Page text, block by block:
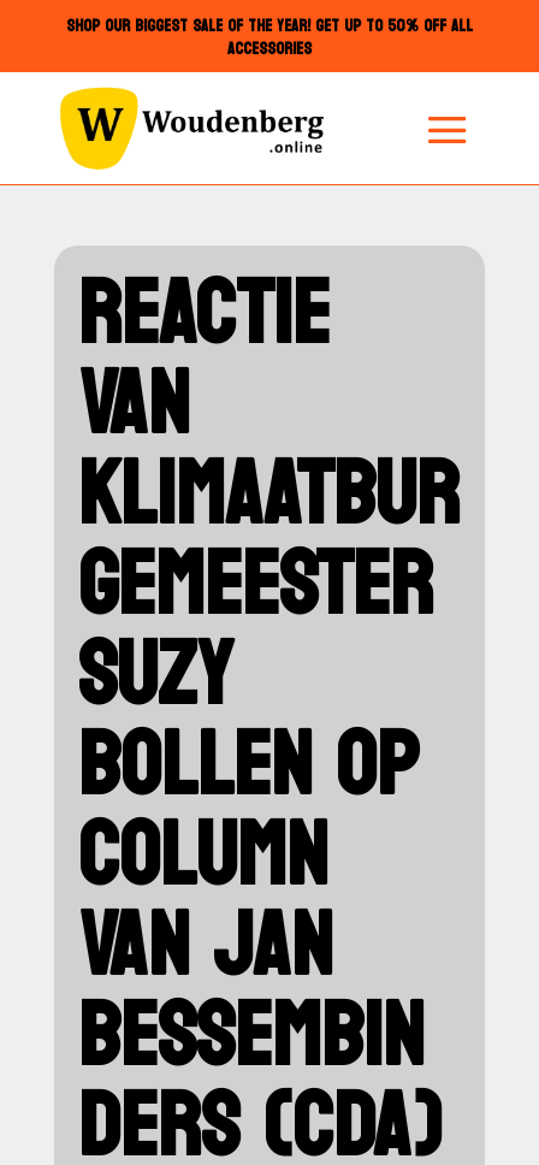
SHOP OUR BIGGEST SALE OF THE YEAR! GET UP TO 50% OFF ALL
ACCESSORIES
REACTIE
VAN
KLIMAATBUR
GEMEESTER
SUZY
BOLLEN OP
COLUMN
VAN JAN
BESSEMBIN
DERS (CDA)